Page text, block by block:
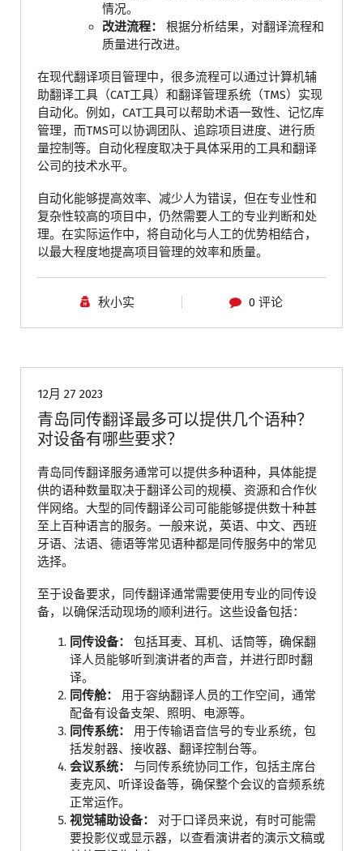
情况。
改进流程：
根据分析结果，对翻译流程和
质量进行改进。
在现代翻译项目管理中，很多流程可以通过计算机辅
助翻译工具（CAT工具）和翻译管理系统（TMS）实现
自动化。例如，CAT工具可以帮助术语一致性、记忆库
管理，而TMS可以协调团队、追踪项目进度、进行质
量控制等。自动化程度取决于具体采用的工具和翻译
公司的技术水平。
自动化能够提高效率、减少人为错误，但在专业性和
复杂性较高的项目中，仍然需要人工的专业判断和处
理。在实际运作中，将自动化与人工的优势相结合，
以最大程度地提高项目管理的效率和质量。
秋小实 0 评论
12月 27 2023
青岛同传翻译最多可以提供几个语种？
对设备有哪些要求？
青岛同传翻译服务通常可以提供多种语种，具体能提
供的语种数量取决于翻译公司的规模、资源和合作伙
伴网络。大型的同传翻译公司可能能够提供数十种甚
至上百种语言的服务。一般来说，英语、中文、西班
牙语、法语、德语等常见语种都是同传服务中的常见
选择。
至于设备要求，同传翻译通常需要使用专业的同传设
备，以确保活动现场的顺利进行。这些设备包括：
同传设备：
包括耳麦、耳机、话筒等，确保翻
译人员能够听到演讲者的声音，并进行即时翻
译。
同传舱：
用于容纳翻译人员的工作空间，通常
配备有设备支架、照明、电源等。
同传系统：
用于传输语音信号的专业系统，包
括发射器、接收器、翻译控制台等。
会议系统：
与同传系统协同工作，包括主席台
麦克风、听译设备等，确保整个会议的音频系统
正常运作。
视觉辅助设备：
对于口译员来说，有时可能需
要投影仪或显示器，以查看演讲者的演示文稿或